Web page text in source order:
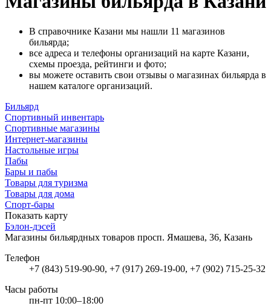
В справочнике Казани мы нашли 11 магазинов
бильярда;
все адреса и телефоны организаций на карте Казани,
схемы проезда, рейтинги и фото;
вы можете оставить свои отзывы о магазинах бильярда в
нашем каталоге организаций.
Бильярд
Спортивный инвентарь
Спортивные магазины
Интернет-магазины
Настольные игры
Пабы
Бары и пабы
Товары для туризма
Товары для дома
Спорт-бары
Показать карту
Бэлон-дэсей
Магазины бильярдных товаров просп. Ямашева, 36, Казань
Телефон
+7 (843) 519-90-90, +7 (917) 269-19-00, +7 (902) 715-25-32
Часы работы
пн-пт 10:00–18:00